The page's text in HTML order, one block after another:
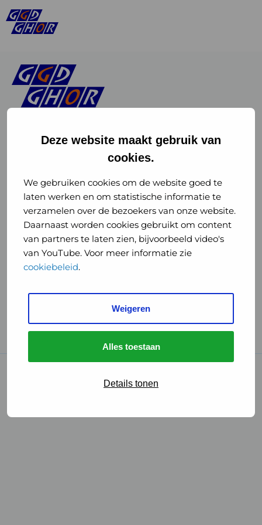
Deze website maakt gebruik van
cookies.
We gebruiken cookies om de website goed te
laten werken en om statistische informatie te
verzamelen over de bezoekers van onze website.
Daarnaast worden cookies gebruikt om content
van partners te laten zien, bijvoorbeeld video's
van YouTube. Voor meer informatie zie
cookiebeleid.
Weigeren
Alles toestaan
Details tonen
of
GGD
GHOR
Nederland
Instagram
of
GGD
GHOR
Nederland
GGD Reizen op social media
GGD Reizen
GGD Reisvaccinaties